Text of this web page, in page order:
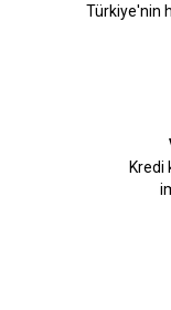
Türkiye'nin
Kredi